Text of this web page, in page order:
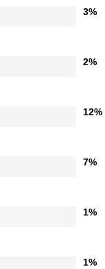
3%
2%
12%
7%
1%
1%